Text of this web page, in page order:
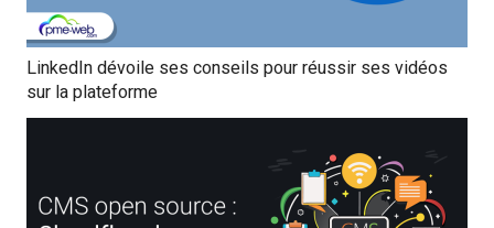
LinkedIn dévoile ses conseils pour réussir ses vidéos
sur la plateforme